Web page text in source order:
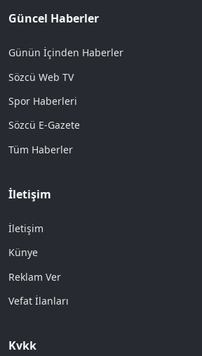
Güncel Haberler
Günün İçinden Haberler
Sözcü Web TV
Spor Haberleri
Sözcü E-Gazete
Tüm Haberler
İletişim
İletişim
Künye
Reklam Ver
Vefat İlanları
Kvkk